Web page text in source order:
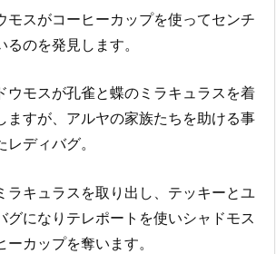
モスがコーヒーカップを使ってセンチ
のを発見します。
ウモスが孔雀と蝶のミラキュラスを着
ますが、アルヤの家族たちを助ける事
ディバグ。
ラキュラスを取り出し、テッキーとユ
グになりテレポートを使いシャドモス
カップを奪います。